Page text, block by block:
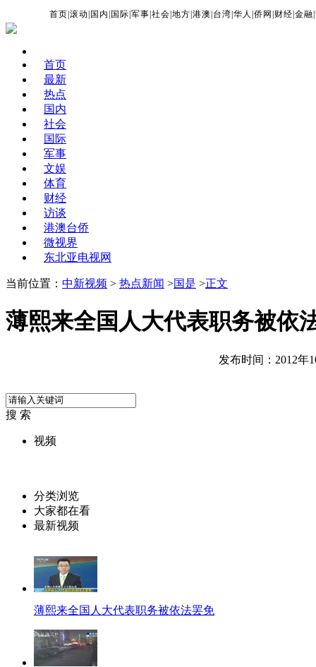
首页 |滚动 国内 国际 |军事 |社会 |地方 |港澳 台湾 |华人 |侨网 财经 |金融 |
首页
最新
热点
国内
社会
国际
军事
文娱
体育
财经
访谈
港澳台侨
微视界
东北亚电视网
当前位置： 中新视频 > 热点新闻 >国是 >正文
薄熙来全国人大代表职务被依
发布时间：2012年
搜 索
视频
分类浏览
大家都在看
最新视频
薄熙来全国人大代表职务被依法罢免